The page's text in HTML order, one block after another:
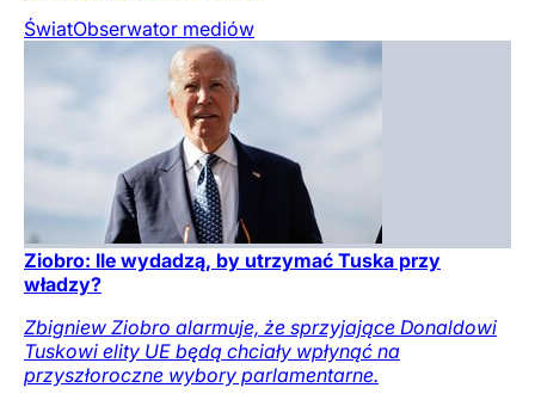
ŚwiatObserwator mediów
Ziobro: Ile wydadzą, by utrzymać Tuska przy
władzy?
Zbigniew Ziobro alarmuje, że sprzyjające Donaldowi
Tuskowi elity UE będą chciały wpłynąć na
przyszłoroczne wybory parlamentarne.